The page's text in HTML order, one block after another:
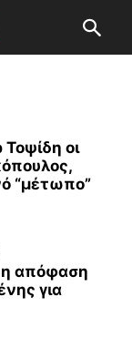
οι
“μέτωπο”
απόφαση
για